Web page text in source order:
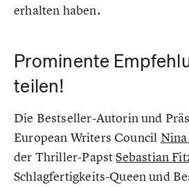
erhalten haben.
Prominente
teilen!
Die Bestseller-Autorin und
European Writers Council
der Thriller-PapstSebastian
Schlagfertigkeits-Queen und